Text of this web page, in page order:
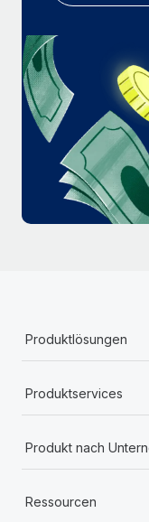
Mehr erfahren
Produktlösungen
Produktservices
Produkt nach
Ressourcen